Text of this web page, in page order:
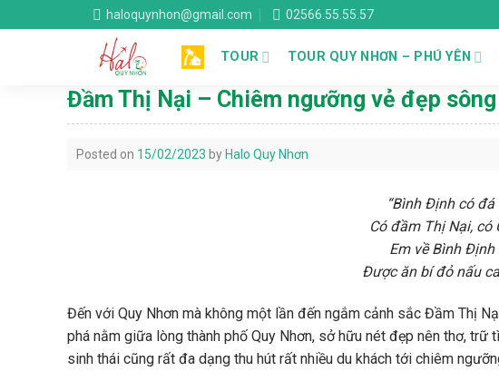
to
haloquynhon@gmail.com 02566.55.55.57
TOUR TOUR QUY NHƠN – PHÚ YÊN
Đầm Thị Nại – Chiêm ngưỡng vẻ đẹp
Posted on 15/02/2023 by Halo Quy Nhơn
“Bình Định có đá
Có đầm Thị Nại, có
Em về Bình Định
Được ăn bí đỏ nấu
Đến với Quy Nhơn mà không một lần đến ngắm cảnh sắc Đầm Thị
phá nằm giữa lòng thành phố Quy Nhơn, sở hữu nét đẹp nên thơ,
sinh thái cũng rất đa dạng thu hút rất nhiều du khách tới chiêm